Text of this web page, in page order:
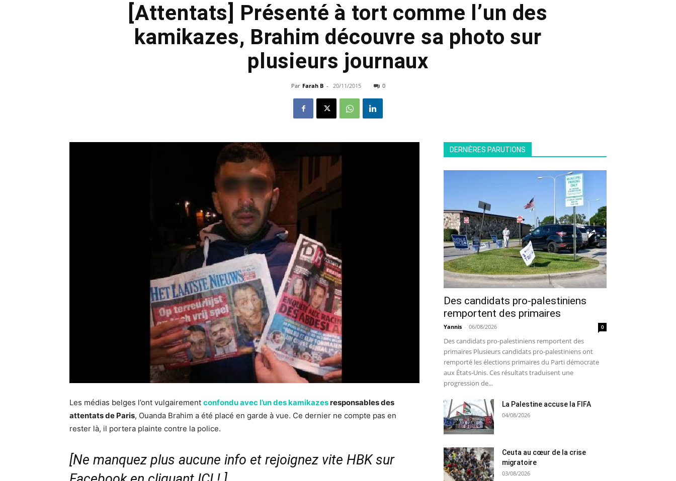
[Attentats] Présenté à tort comme l’un des
kamikazes, Brahim découvre sa photo sur
plusieurs journaux
Par Farah B - 20/11/2015 0
Les médias belges l’ont vulgairement confondu avec l’un des kamikazesresponsables des
attentats de Paris, Ouanda Brahim a été placé en garde à vue. Ce dernier ne compte pas en
rester là, il portera plainte contre la police.
[Ne manquez plus aucune info et rejoignez vite HBK sur
DERNIÈRES PARUTIONS
Des candidats pro-palestiniens
remportent des primaires
Yannis - 06/08/2026 0
Des candidats pro-palestiniens remportent des
primaires Plusieurs candidats pro-palestiniens ont
remporté les élections primaires du Parti démocrate
aux États-Unis. Ces résultats traduisent une
progression de...
La Palestine accuse la FIFA
04/08/2026
Ceuta au cœur de la crise
migratoire
03/08/2026